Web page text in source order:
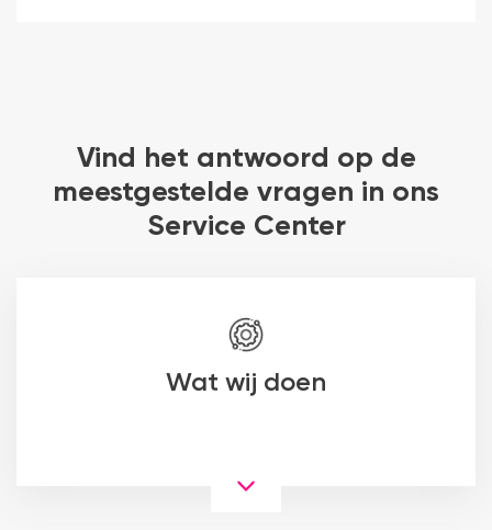
Vind het antwoord op de
meestgestelde vragen in ons
Service Center
Wat wij doen